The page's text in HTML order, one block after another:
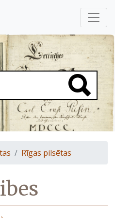
Rīgas pilsētas